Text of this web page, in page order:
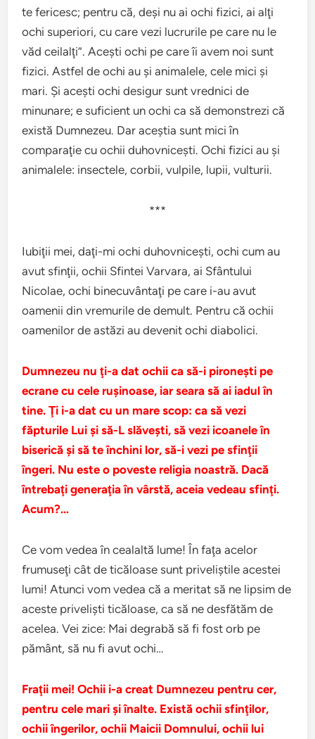
te fericesc; pentru că, deşi nu ai ochi fizici, ai alţi
ochi superiori, cu care vezi lucrurile pe care nu le
văd ceilalţi”. Aceşti ochi pe care îi avem noi sunt
fizici. Astfel de ochi au şi animalele, cele mici şi
mari. Şi aceşti ochi desigur sunt vrednici de
minunare; e suficient un ochi ca să demonstrezi că
există Dumnezeu. Dar aceştia sunt mici în
comparaţie cu ochii duhovniceşti. Ochi fizici au şi
animalele: insectele, corbii, vulpile, lupii, vulturii.
***
Iubiţii mei, daţi-mi ochi duhovniceşti, ochi cum au
avut sfinţii, ochii Sfintei Varvara, ai Sfântului
Nicolae, ochi binecuvântaţi pe care i-au avut
oamenii din vremurile de demult. Pentru că ochii
oamenilor de astăzi au devenit ochi diabolici.
Dumnezeu nu ţi-a dat ochii ca să-i pironeşti pe
ecrane cu cele ruşinoase, iar seara să ai iadul în
tine. Ţi i-a dat cu un mare scop: ca să vezi
făpturile Lui şi să-L slăveşti, să vezi icoanele în
biserică şi să te închini lor, să-i vezi pe sfinţii
îngeri. Nu este o poveste religia noastră. Dacă
întrebaţi generaţia în vârstă, aceia vedeau sfinţi.
Acum?…
Ce vom vedea în cealaltă lume! În faţa acelor
frumuseţi cât de ticăloase sunt priveliştile acestei
lumi! Atunci vom vedea că a meritat să ne lipsim de
aceste privelişti ticăloase, ca să ne desfătăm de
acelea. Vei zice: Mai degrabă să fi fost orb pe
pământ, să nu fi avut ochi…
Fraţii mei! Ochii i-a creat Dumnezeu pentru cer,
pentru cele mari şi înalte. Există ochii sfinţilor,
ochii îngerilor, ochii Maicii Domnului, ochii lui